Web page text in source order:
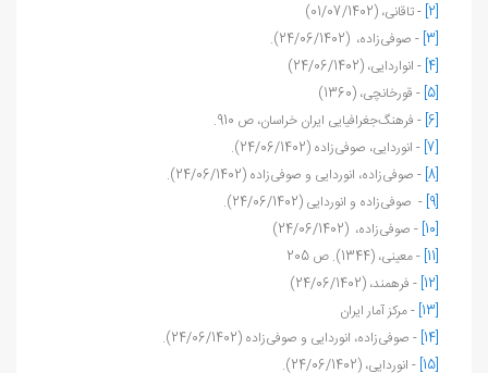
[2] - تاقانی، (01/07/1402)
[3] - صوفی‌زاده، (24/06/1402).
[4] - انواردایی، (24/06/1402)
[5] - قورخانچی، (1360)
[6] - فرهنگ‌جغرافیایی ایران خراسان، ص 910.
[7] - انوردایی، صوفی‌زاده (24/06/1402).
[8] - صوفی‌زاده، انوردایی و صوفی‌زاده (24/06/1402).
[9] - صوفی‌زاده و انوردایی (24/06/1402).
[10] - صوفی‌زاده، (24/06/1402)
[11] - معینی، (1344). ص 205
[12] - فرهمند، (24/06/1402)
[13] - مرکز آمار ایران
[14] - صوفی‌زاده، انوردایی و صوفی‌زاده (24/06/1402).
[15] - انوردایی، (24/06/1402).